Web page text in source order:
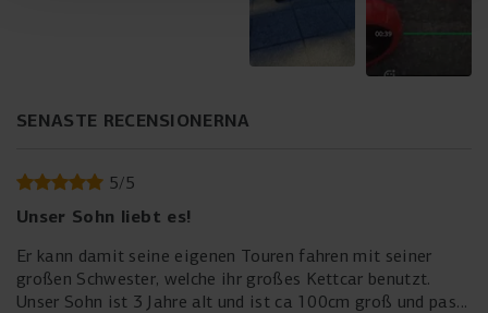
SENASTE RECENSIONERNA
5/5
Unser Sohn liebt es!
Er kann damit seine eigenen Touren fahren mit seiner
großen Schwester, welche ihr großes Kettcar benutzt.
Unser Sohn ist 3 Jahre alt und ist ca 100cm groß und passt